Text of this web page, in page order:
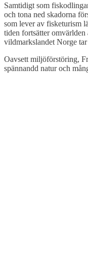
Samtidigt som
och tona ned skadorna
som lever av fisketurism
tiden fortsätter
vildmarkslandet Norge
Oavsett miljöförstöring,
spännandd natur och